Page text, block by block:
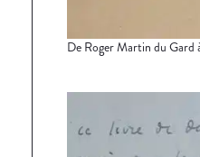
De Roger Martin du Gard